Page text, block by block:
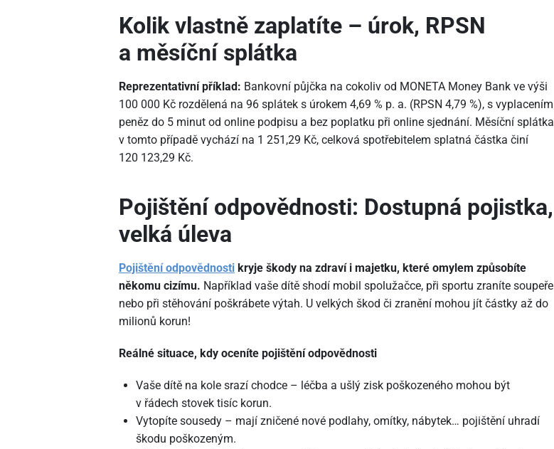
Kolik vlastně zaplatíte – úrok, RPSN
a měsíční splátka
Reprezentativní příklad: Bankovní půjčka na cokoliv od MONETA Money Bank ve výši
100 000 Kč rozdělená na 96 splátek s úrokem 4,69 % p. a. (RPSN 4,79 %), s vyplacením
peněz do 5 minut od online podpisu a bez poplatku při online sjednání. Měsíční splátka
v tomto případě vychází na 1 251,29 Kč, celková spotřebitelem splatná částka činí
120 123,29 Kč.
Pojištění odpovědnosti: Dostupná pojistka,
velká úleva
Pojištění odpovědnosti kryje škody na zdraví i majetku, které omylem způsobíte
někomu cizímu. Například vaše dítě shodí mobil spolužačce, při sportu zraníte soupeře
nebo při stěhování poškrábete výtah. U velkých škod či zranění mohou jít částky až do
milionů korun!
Reálné situace, kdy oceníte pojištění odpovědnosti
Vaše dítě na kole srazí chodce – léčba a ušlý zisk poškozeného mohou být
v řádech stovek tisíc korun.
Vytopíte sousedy – mají zničené nové podlahy, omítky, nábytek… pojištění uhradí
škodu poškozeným.